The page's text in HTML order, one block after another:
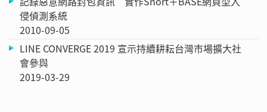
侵偵測系統
2010-09-05
LINE CONVERGE 2019 宣示持續耕耘台灣市場擴大社
會參與
2019-03-29